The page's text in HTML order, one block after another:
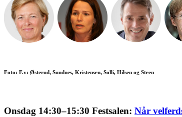
Foto: F.v: Østerud, Sundnes, Kristensen, Solli, Hilsen og Steen
Onsdag 14:30–15:30 Festsalen: Når